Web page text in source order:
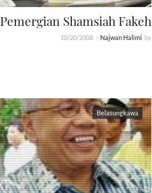
Pemergian Shamsiah Fakeh
by
Najwan Halimi
-
10/20/2008
Belasungkawa